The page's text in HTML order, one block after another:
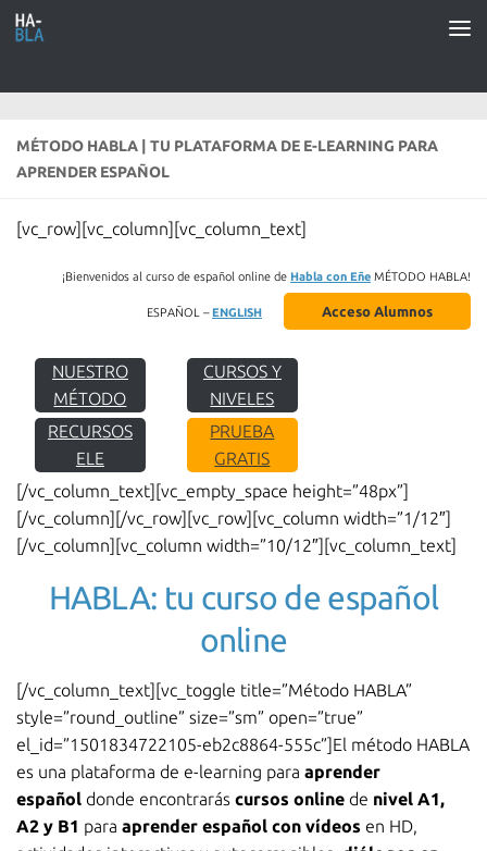
Saltar al contenido
MÉTODO HABLA | TU PLATAFORMA DE E-LEARNING PARA
APRENDER ESPAÑOL
[vc_row][vc_column][vc_column_text]
¡Bienvenidos al curso de español online de Habla con Eñe MÉTODO HABLA!
ESPAÑOL –ENGLISH Acceso Alumnos
NUESTRO
MÉTODO
CURSOS Y
NIVELES
RECURSOS
ELE
PRUEBA
GRATIS
[/vc_column_text][vc_empty_space height=”48px”]
[/vc_column][/vc_row][vc_row][vc_column width=”1/12″]
[/vc_column][vc_column width=”10/12″][vc_column_text]
HABLA: tu curso de español
online
[/vc_column_text][vc_toggle title=”Método HABLA”
style=”round_outline” size=”sm” open=”true”
el_id=”1501834722105-eb2c8864-555c”]El método HABLA
es una plataforma de e-learning para aprender
español donde encontrarás cursos online de nivel A1,
A2 y B1 para aprender español con vídeos en HD,